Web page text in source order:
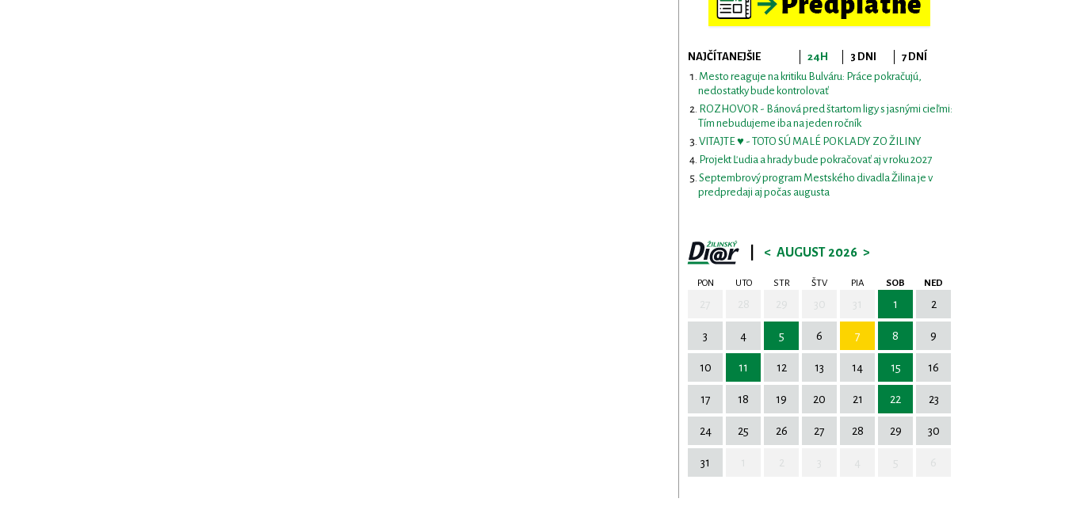
NAJČÍTANEJŠIE 24H 3 DNI
7 DNÍ
Mesto reaguje na kritiku Bulváru: Práce pokračujú,
nedostatky bude kontrolovať
ROZHOVOR - Bánová pred štartom ligy s jasnými cieľmi:
Tím nebudujeme iba na jeden ročník
VITAJTE ♥ - TOTO SÚ MALÉ POKLADY ZO ŽILINY
Projekt Ľudia a hrady bude pokračovať aj v roku 2027
Septembrový program Mestského divadla Žilina je v
predpredaji aj počas augusta
< AUGUST 2026 >
PON UTO STR ŠTV PIA SOB NED
1 2
3 4 5 6 7 8 9
10 11 12 13 14 15 16
17 18 19 20 21 22 23
24 25 26 27 28 29 30
31